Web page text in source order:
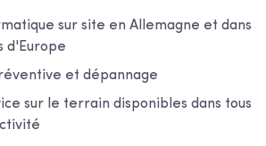
sur site en Allemagne et dans
d'Europe
et dépannage
sur le terrain disponibles dans tous